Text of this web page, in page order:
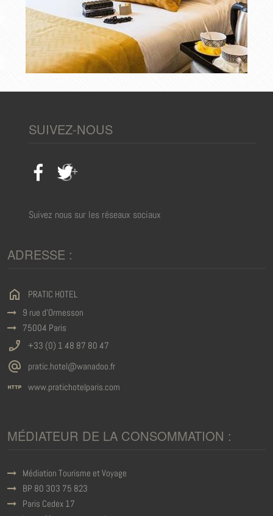
SUIVEZ-NOUS
Suivez nous sur les réseaux sociaux
ADRESSE :
home
PRATIC HOTEL
9 rue d'Ormesson
75004 Paris
phone_enabled +33 (0) 1 48 87 80 47
alternate_email pratic.hotel@wanadoo.fr
http www.pratichotelparis.com
MÉDIATEUR DE LA CONSOMMATION :
Médiation Tourisme et Voyage
BP 80 303 75 823
Paris Cedex 17